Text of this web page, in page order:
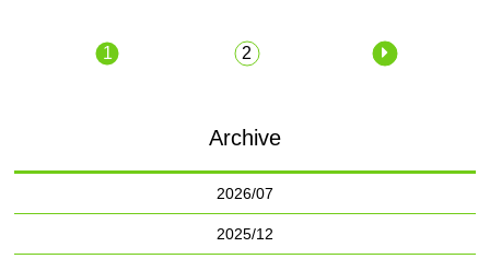
Archive
2026/07
2025/12
1 2